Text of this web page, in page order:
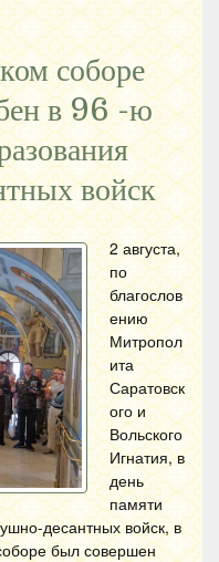
соборе
в 96 -ю
войск
2 августа,
по
благослов
ению
Митропол
ита
Саратовск
ого и
Вольского
Игнатия, в
день
памяти
десантных войск, в
был совершен